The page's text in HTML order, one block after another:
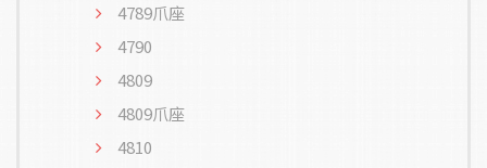
4789爪座
4790
4809
4809爪座
4810